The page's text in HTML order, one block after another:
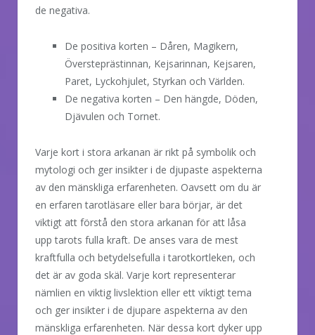
de negativa.
De positiva korten – Dåren, Magikern,
Översteprästinnan, Kejsarinnan, Kejsaren,
Paret, Lyckohjulet, Styrkan och Världen.
De negativa korten – Den hängde, Döden,
Djävulen och Tornet.
Varje kort i stora arkanan är rikt på symbolik och
mytologi och ger insikter i de djupaste aspekterna
av den mänskliga erfarenheten. Oavsett om du är
en erfaren tarotläsare eller bara börjar, är det
viktigt att förstå den stora arkanan för att låsa
upp tarots fulla kraft. De anses vara de mest
kraftfulla och betydelsefulla i tarotkortleken, och
det är av goda skäl. Varje kort representerar
nämlien en viktig livslektion eller ett viktigt tema
och ger insikter i de djupare aspekterna av den
mänskliga erfarenheten. När dessa kort dyker upp